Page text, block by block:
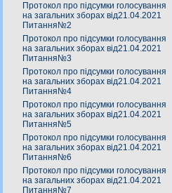
Протокол про підсумки голосування
на загальних зборах від21.04.2021
Питання№2
Протокол про підсумки голосування
на загальних зборах від21.04.2021
Питання№3
Протокол про підсумки голосування
на загальних зборах від21.04.2021
Питання№4
Протокол про підсумки голосування
на загальних зборах від21.04.2021
Питання№5
Протокол про підсумки голосування
на загальних зборах від21.04.2021
Питання№6
Протокол про підсумки голосування
на загальних зборах від21.04.2021
Питання№7